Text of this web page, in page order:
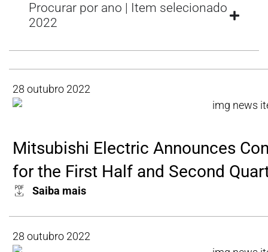
Procurar por ano | Item selecionado
2022
28 outubro 2022
Mitsubishi Electric Announces
for the First Half and Second
Saiba mais
28 outubro 2022